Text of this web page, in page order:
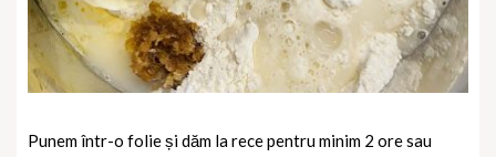
Punem într-o folie și dăm la rece pentru minim 2 ore sau